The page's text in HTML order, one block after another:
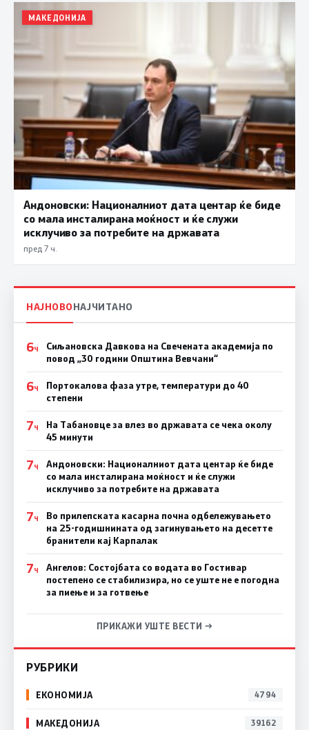
МАКЕДОНИЈА
Андоновски: Националниот дата центар ќе биде
со мала инсталирана моќност и ќе служи
исклучиво за потребите на државата
пред 7 ч.
НАЈНОВОНАЈЧИТАНО
6Ч
Сиљановска Давкова на Свечената академија по
повод „30 години Општина Вевчани“
6Ч
Портокалова фаза утре, температури до 40
степени
7Ч
На Табановце за влез во државата се чека околу
45 минути
7Ч
Андоновски: Националниот дата центар ќе биде
со мала инсталирана моќност и ќе служи
исклучиво за потребите на државата
7Ч
Во прилепската касарна почна одбележувањето
на 25-годишнината од загинувањето на десетте
бранители кај Карпалак
7Ч
Ангелов: Состојбата со водата во Гостивар
постепено се стабилизира, но се уште не е погодна
за пиење и за готвење
ПРИКАЖИ УШТЕ ВЕСТИ →
РУБРИКИ
ЕКОНОМИЈА 4794
МАКЕДОНИЈА 39162